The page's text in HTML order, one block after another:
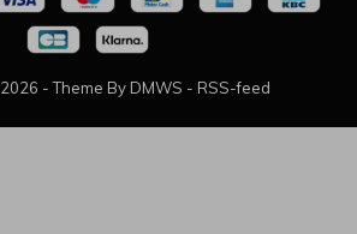
2026 - Theme By DMWS - RSS-feed